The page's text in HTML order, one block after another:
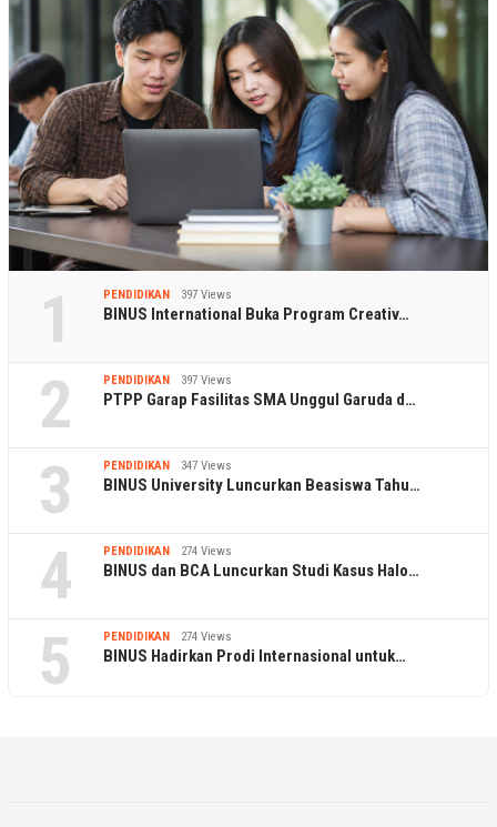
1 PENDIDIKAN 397 Views
BINUS International Buka Program Creativ…
2 PENDIDIKAN 397 Views
PTPP Garap Fasilitas SMA Unggul Garuda d…
3 PENDIDIKAN 347 Views
BINUS University Luncurkan Beasiswa Tahu…
4 PENDIDIKAN 274 Views
BINUS dan BCA Luncurkan Studi Kasus Halo…
5 PENDIDIKAN 274 Views
BINUS Hadirkan Prodi Internasional untuk…